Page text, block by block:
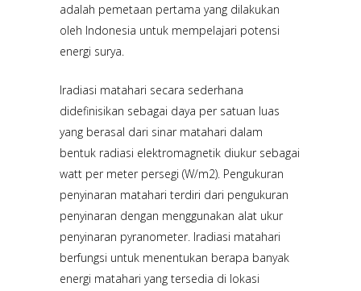
adalah pemetaan pertama yang dilakukan
oleh Indonesia untuk mempelajari potensi
energi surya.
Iradiasi matahari secara sederhana
didefinisikan sebagai daya per satuan luas
yang berasal dari sinar matahari dalam
bentuk radiasi elektromagnetik diukur sebagai
watt per meter persegi (W/m2). Pengukuran
penyinaran matahari terdiri dari pengukuran
penyinaran dengan menggunakan alat ukur
penyinaran pyranometer. Iradiasi matahari
berfungsi untuk menentukan berapa banyak
energi matahari yang tersedia di lokasi